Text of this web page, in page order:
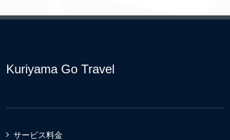
Kuriyama Go Travel
サービス料金